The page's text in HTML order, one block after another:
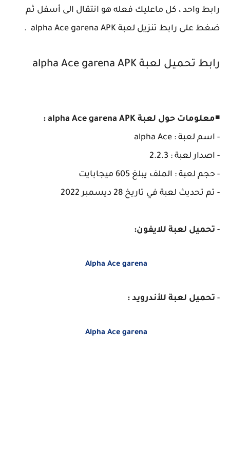
رابط واحد ، كل ماعليك فعله هو انتقال الى أسفل ثم
ضغط على رابط تنزيل لعبة alpha Ace garena APK .
رابط تحميل لعبة alpha Ace garena APK
◾معلومات حول لعبة alpha Ace garena APK :
- اسم لعبة : alpha Ace
- اصدار لعبة : 2.2.3
- حجم لعبة : الملف يبلغ 605 ميجابايت
- تم تحديث لعبة في تاريخ 28 ديسمبر 2022
- تحميل لعبة للايفون:
Alpha Ace garena
- تحميل لعبة للأندرويد :
Alpha Ace garena